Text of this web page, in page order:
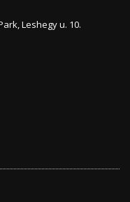
Leshegy u. 10.